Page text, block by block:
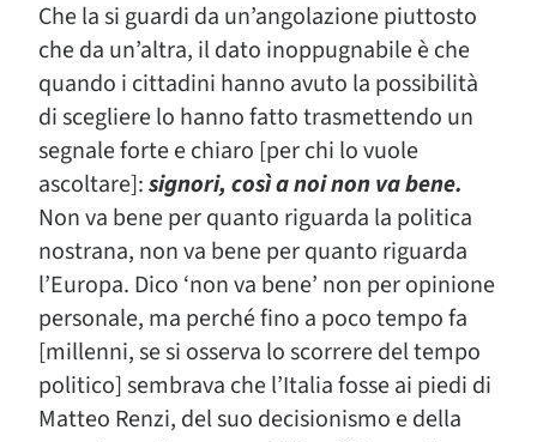
Che la si guardi da un’angolazione piuttosto
che da un’altra, il dato inoppugnabile è che
quando i cittadini hanno avuto la possibilità
di scegliere lo hanno fatto trasmettendo un
segnale forte e chiaro [per chi lo vuole
ascoltare]:signori, così a noi non va bene.
Non va bene per quanto riguarda la politica
nostrana, non va bene per quanto riguarda
l’Europa. Dico ‘non va bene’ non per opinione
personale, ma perché fino a poco tempo fa
[millenni, se si osserva lo scorrere del tempo
politico] sembrava che l’Italia fosse ai piedi di
Matteo Renzi, del suo decisionismo e della